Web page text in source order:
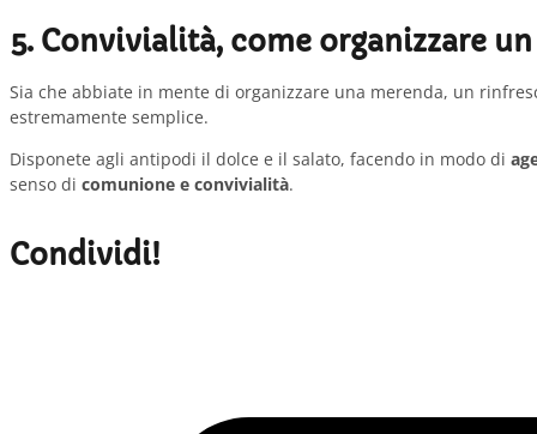
5. Convivialità, come organizzare
Sia che abbiate in mente di organizzare una merenda, un
estremamente semplice.
Disponete agli antipodi il dolce e il salato, facendo in modo di
senso di comunione e convivialità.
Condividi!